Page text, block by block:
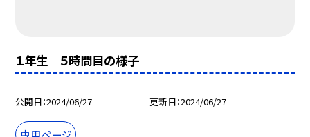
１年生 ５時間目の様子
公開日 2024/06/27 更新日 2024/06/27
専用ページ